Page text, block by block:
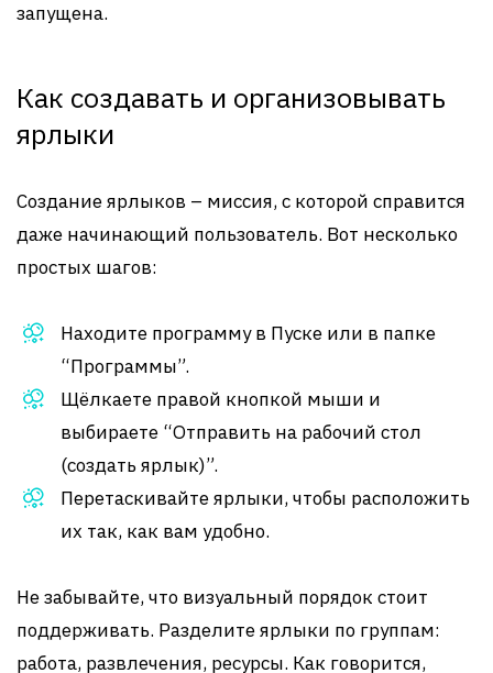
запущена.
Как создавать и организовывать
ярлыки
Создание ярлыков – миссия, с которой справится
даже начинающий пользователь. Вот несколько
простых шагов:
Находите программу в Пуске или в папке
“Программы”.
Щёлкаете правой кнопкой мыши и
выбираете “Отправить на рабочий стол
(создать ярлык)”.
Перетаскивайте ярлыки, чтобы расположить
их так, как вам удобно.
Не забывайте, что визуальный порядок стоит
поддерживать. Разделите ярлыки по группам:
работа, развлечения, ресурсы. Как говорится,